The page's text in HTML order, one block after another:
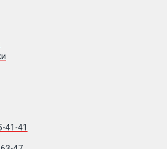
41-41